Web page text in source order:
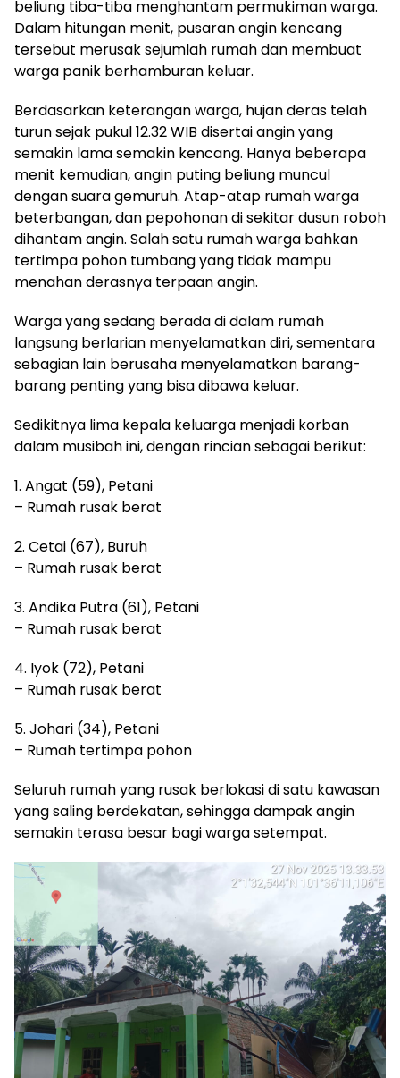
beliung tiba-tiba menghantam permukiman warga.
Dalam hitungan menit, pusaran angin kencang
tersebut merusak sejumlah rumah dan membuat
warga panik berhamburan keluar.
Berdasarkan keterangan warga, hujan deras telah
turun sejak pukul 12.32 WIB disertai angin yang
semakin lama semakin kencang. Hanya beberapa
menit kemudian, angin puting beliung muncul
dengan suara gemuruh. Atap-atap rumah warga
beterbangan, dan pepohonan di sekitar dusun roboh
dihantam angin. Salah satu rumah warga bahkan
tertimpa pohon tumbang yang tidak mampu
menahan derasnya terpaan angin.
Warga yang sedang berada di dalam rumah
langsung berlarian menyelamatkan diri, sementara
sebagian lain berusaha menyelamatkan barang-
barang penting yang bisa dibawa keluar.
Sedikitnya lima kepala keluarga menjadi korban
dalam musibah ini, dengan rincian sebagai berikut:
1. Angat (59), Petani
– Rumah rusak berat
2. Cetai (67), Buruh
– Rumah rusak berat
3. Andika Putra (61), Petani
– Rumah rusak berat
4. Iyok (72), Petani
– Rumah rusak berat
5. Johari (34), Petani
– Rumah tertimpa pohon
Seluruh rumah yang rusak berlokasi di satu kawasan
yang saling berdekatan, sehingga dampak angin
semakin terasa besar bagi warga setempat.